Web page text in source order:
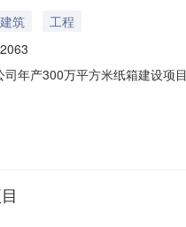
筑
工程
司年产300万平方米纸箱建设